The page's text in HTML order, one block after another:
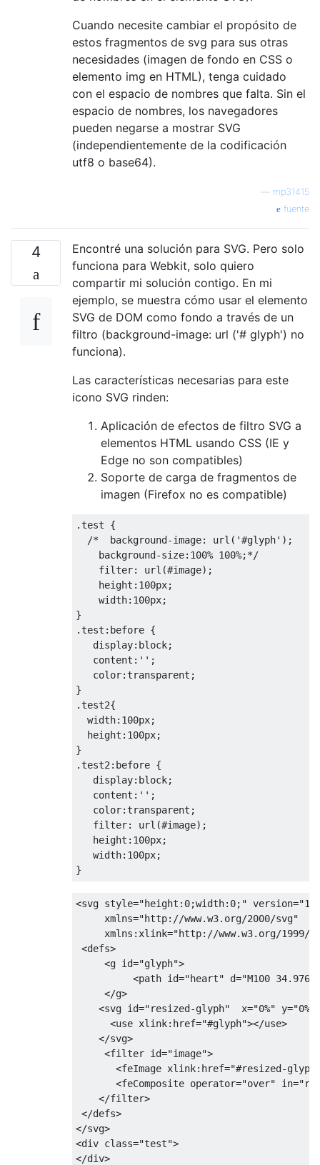
Cuando necesite cambiar el propósito de
estos fragmentos de svg para sus otras
necesidades (imagen de fondo en CSS o
elemento img en HTML), tenga cuidado
con el espacio de nombres que falta. Sin el
espacio de nombres, los navegadores
pueden negarse a mostrar SVG
(independientemente de la codificación
utf8 o base64).
mp31415
fuente
4
Encontré una solución para SVG. Pero solo
funciona para Webkit, solo quiero
compartir mi solución contigo. En mi
ejemplo, se muestra cómo usar el elemento
SVG de DOM como fondo a través de un
filtro (background-image: url ('# glyph') no
funciona).
Las características necesarias para este
icono SVG rinden:
Aplicación de efectos de filtro SVG a
elementos HTML usando CSS (IE y
Edge no son compatibles)
Soporte de carga de fragmentos de
imagen (Firefox no es compatible)
.test {
/*  background-image: url('#glyph');
    background-size:100% 100%;*/
filter: url (#image);
height : 100px;
width: 100px;
}
.test : before {
display: block;
content : '' ;
color:transparent ;
}
.test2{
width: 100px;
height : 100px;
}
.test2 : before {
display: block;
content : '' ;
color:transparent ;
filter: url (#image);
height : 100px;
width: 100px;
}
<svg style="height : 0;width: 0; " version=
xmlns="http://www.w3.org/2000/svg"
xmlns:xlink="http://www.w3.org/1999/
<defs>
<g id="glyph">
<path id="heart" d="M100
</g>
<svg id="resized-glyph" x="0%" y="0%"
<use xlink:href="#glyph"></use>
</svg>
<filter id="image">
<feImage xlink:href="#resized-
<feComposite operator="over" in=
</filter>
</defs>
</svg>
<div class="test">
</div>